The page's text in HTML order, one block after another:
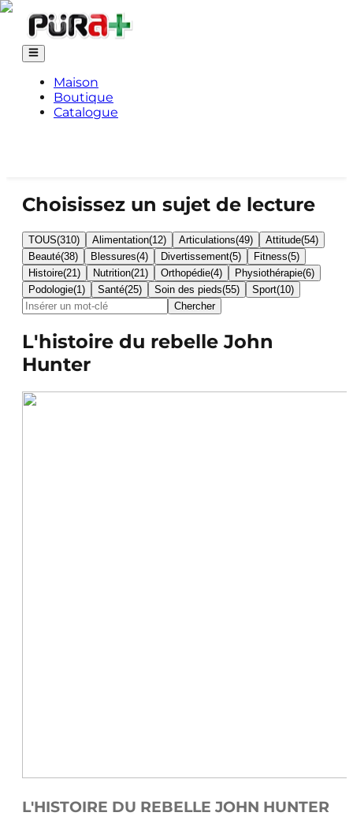
Maison
Boutique
Catalogue
Choisissez un sujet de lecture
TOUS(310) Alimentation(12) Articulations(49) Attitude(54)
Beauté(38) Blessures(4) Divertissement(5) Fitness(5)
Histoire(21) Nutrition(21) Orthopédie(4) Physiothérapie(6)
Podologie(1) Santé(25) Soin des pieds(55) Sport(10)
Chercher
L'histoire du rebelle John
Hunter
L'HISTOIRE DU REBELLE JOHN HUNTER